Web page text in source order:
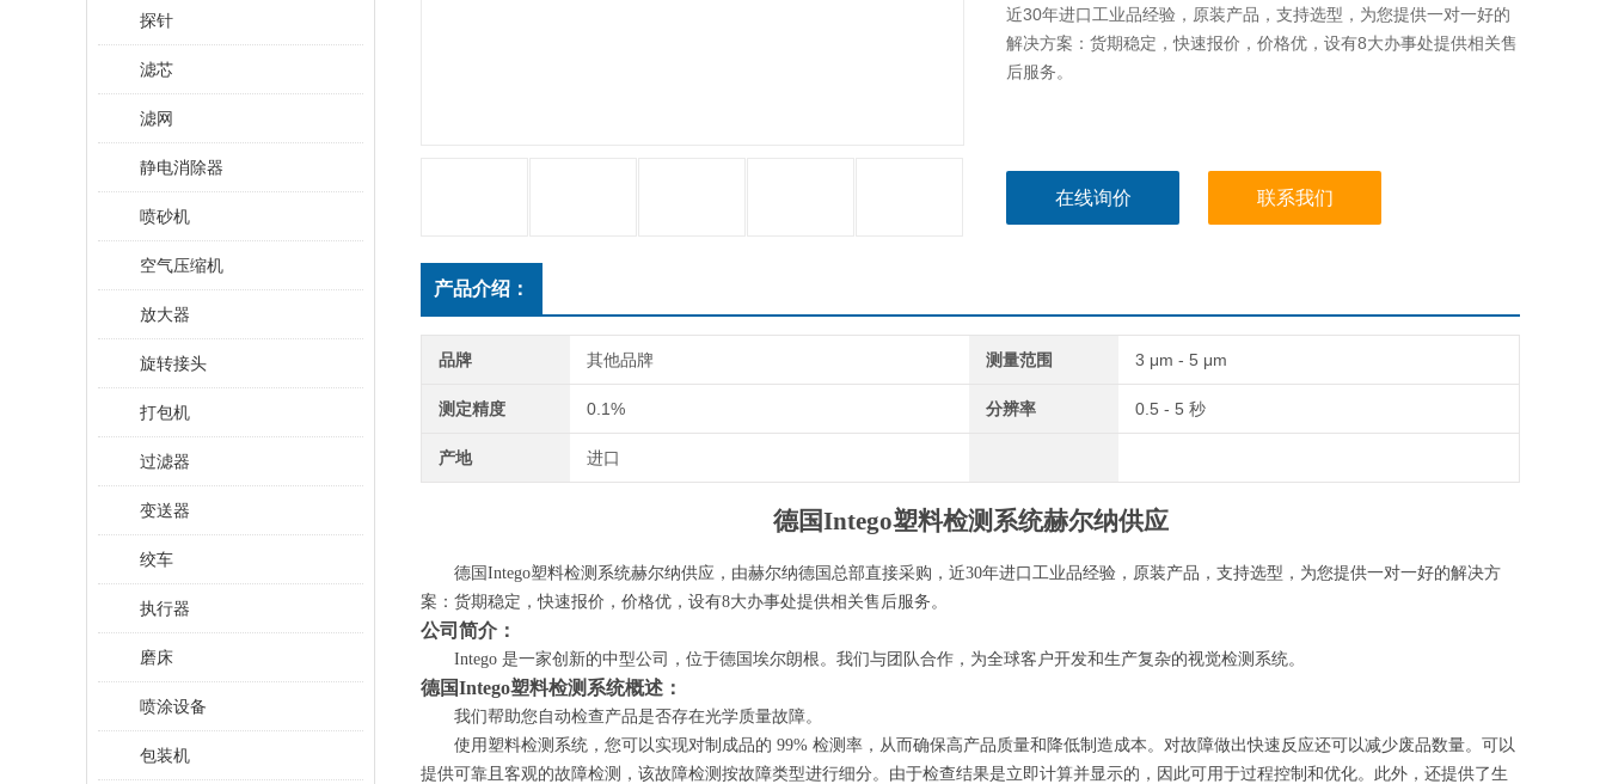
探针
滤芯
滤网
静电消除器
喷砂机
空气压缩机
放大器
旋转接头
打包机
过滤器
变送器
绞车
执行器
磨床
喷涂设备
包装机
近30年进口工业品经验，原装产品，支持选型，为您提供一对一好的
解决方案：货期稳定，快速报价，价格优，设有8大办事处提供相关售
后服务。
在线询价 联系我们
产品介绍：
品牌 其他品牌 测量范围 3 μm - 5 μm
测定精度 0.1% 分辨率 0.5 - 5 秒
产地 进口
德国Intego塑料检测系统赫尔纳供应
德国 Intego塑料检测系统赫尔纳供应，由赫尔纳德国 总部直接采购，近30年进口工业品经验 ， 原装产品 ， 支持选型，为您提供一对一好的解决方
案：货期稳定，快速报价，价格优，设有8大办事处提供相关售后服务。
公司简介：
Intego 是一家创新的中型公司，位于德国埃尔朗根。我们与团队合作，为全球客户开发和生产复杂的视觉检测系统。
德国Intego塑料检测系统概述：
我们帮助您自动检查产品是否存在光学质量故障。
使用塑料检测系统，您可以实现对制成品的 99% 检测率，从而确保高产品质量和降低制造成本。对故障做出快速反应还可以减少废品数量。可以
提供可靠且客观的故障检测，该故障检测按故障类型进行细分。由于检查结果是立即计算并显示的，因此可用于过程控制和优化。此外，还提供了生